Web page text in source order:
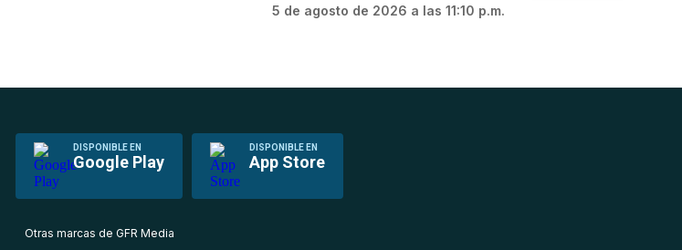
5 de agosto de 2026 a las 11:10 p.m.
DISPONIBLE EN
Google Play
DISPONIBLE EN
App Store
Otras marcas de GFR Media